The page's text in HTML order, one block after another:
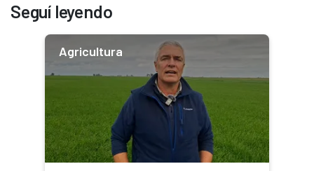
Seguí leyendo
Agricultura